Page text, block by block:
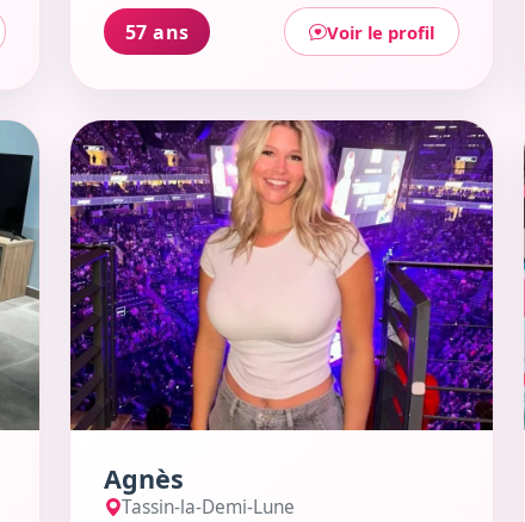
de bons cocktails et la découverte de
nouveaux plats épicés. J’aime rire, danser,
et partager des instants simples, que ce
soit dans un bar convivial comme le
Livestation DIY ou lors d’une expo aux
Subsistances. Taureau au cœur tendre,
maman de deux grands enfants, je
recherche surtout la complicité et la
bonne humeur.
57 ans Voir le profil
Voir le profil de Agnès
Agnès
Tassin-la-Demi-Lune